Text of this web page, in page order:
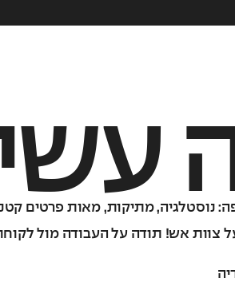
נוסטלגיה, מתיקות, מאות פרטים
צוות אש! תודה על העבודה מול